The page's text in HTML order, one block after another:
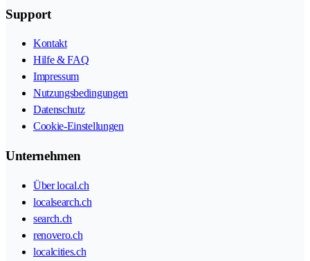
Support
Kontakt
Hilfe & FAQ
Impressum
Nutzungsbedingungen
Datenschutz
Cookie-Einstellungen
Unternehmen
Über local.ch
localsearch.ch
search.ch
renovero.ch
localcities.ch